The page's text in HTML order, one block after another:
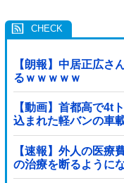
【朗報】中居正広さ
るｗｗｗｗｗ
【動画】首都高で4t
込まれた軽バンの車載
【速報】外人の医療
の治療を断るように